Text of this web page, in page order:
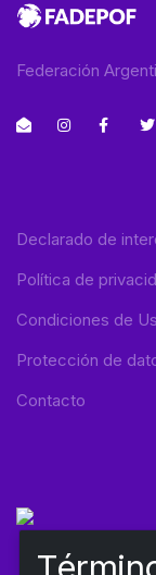
Federación
Declarado de
Política de
Condiciones de
Protección de
Contacto